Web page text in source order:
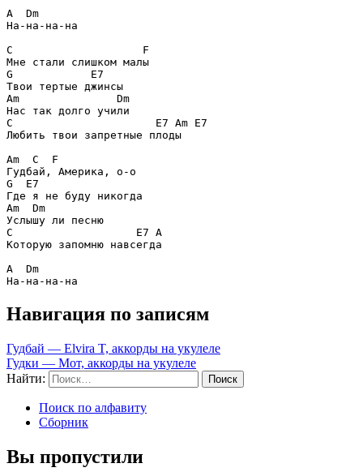
A  Dm
На-на-на-на
C                    F
G            E7
Am               Dm
C                      E7 Am E7
Любить твои запретные плоды
Am  C  F
G  E7
Am  Dm
C                   E7 A
Которую запомню навсегда
A  Dm
Навигация по записям
Гудбай — Elvira T, аккорды на укулеле
Гудки — Мот, аккорды на укулеле
Найти:
Поиск по алфавиту
Сборник
Вы пропустили